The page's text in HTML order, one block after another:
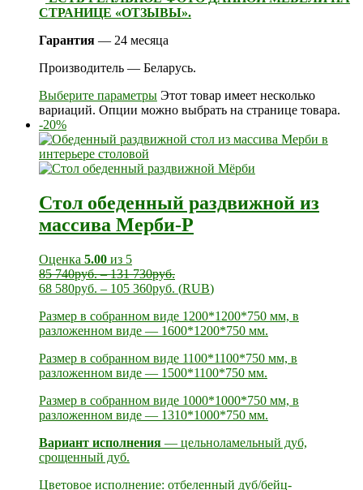
СТРАНИЦЕ «ОТЗЫВЫ».
Гарантия — 24 месяца
Производитель — Беларусь.
Выберите параметры Этот товар имеет несколько
вариаций. Опции можно выбрать на странице товара.
-20%
Стол обеденный раздвижной из
массива Мерби-Р
Оценка 5.00 из 5
85 740руб.–131 730руб.
68 580руб. – 105 360руб. (RUB)
Размер в собранном виде 1200*1200*750 мм, в
разложенном виде — 1600*1200*750 мм.
Размер в собранном виде 1100*1100*750 мм, в
разложенном виде — 1500*1100*750 мм.
Размер в собранном виде 1000*1000*750 мм, в
разложенном виде — 1310*1000*750 мм.
Вариант исполнения — цельноламельный дуб,
срощенный дуб.
Цветовое исполнение: отбеленный дуб/бейц-